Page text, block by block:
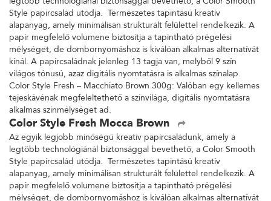
Style papírcsalád utódja. Természetes tapintású kreatív
alapanyag, amely minimálisan strukturált felülettel rendelkezik. A
papír megfelelő volumene biztosítja a tapintható prégelési
mélységet, de dombornyomáshoz is kiválóan alkalmas alternatívát
kínál. A papírcsaládnak jelenleg 13 tagja van, melyből 9 szín
világos tónusú, azaz digitális nyomtatásra is alkalmas színalap.
Color Style Fresh – Macchiato Brown 300g: Valóban egy kellemes
tejeskávénak megfeleltethető a színvilága, digitális nyomtatásra
alkalmas színmélységet ad.
Color Style Fresh Mocca Brown
Az egyik legjobb minőségű kreatív papírcsaládunk, amely a
legtöbb technológiánál biztonsággal bevethető, a Color Smooth
Style papírcsalád utódja. Természetes tapintású kreatív
alapanyag, amely minimálisan strukturált felülettel rendelkezik. A
papír megfelelő volumene biztosítja a tapintható prégelési
mélységet, de dombornyomáshoz is kiválóan alkalmas alternatívát